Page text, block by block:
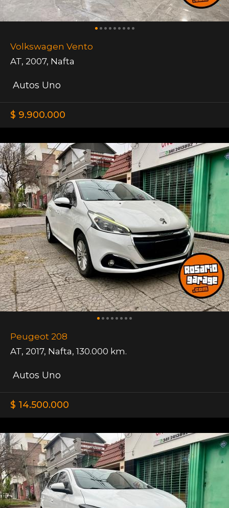
Volkswagen Vento
AT, 2007, Nafta
Autos Uno
$ 9.900.000
Peugeot 208
AT, 2017, Nafta, 130.000 km.
Autos Uno
$ 14.500.000